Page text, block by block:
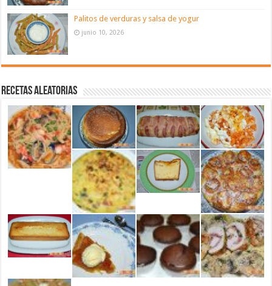
Palitos de verduras y salsa de yogur
junio 10, 2026
Recetas aleatorias